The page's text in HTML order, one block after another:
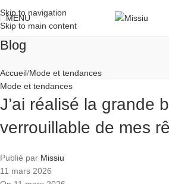
Skip to navigation
Skip to main content
MENU
Blog
Accueil Mode et tendances
Mode et tendances
J’ai réalisé la grande
verrouillable de mes
Publié par Missiu
11 mars 2026